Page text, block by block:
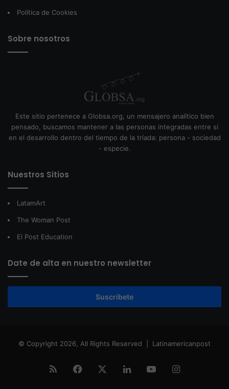
Política de Cookies
Sobre nosotros
Este sitio pertenece a Globsa.org, un mensajero analítico bien
pensado, buscamos mantener a las personas integradas entre sí
en el desarrollo dentro del tiempo de la tríada: persona - sociedad
- especie.
Nuestros Sitios
LatamArt
The Woman Post
El Post Education
Date de alta en nuestro newsletter
Suscríbete
© Copyright 2026, All Rights Reserved | Latinamericanpost
RSS Facebook LinkedInYouTubeInstagram